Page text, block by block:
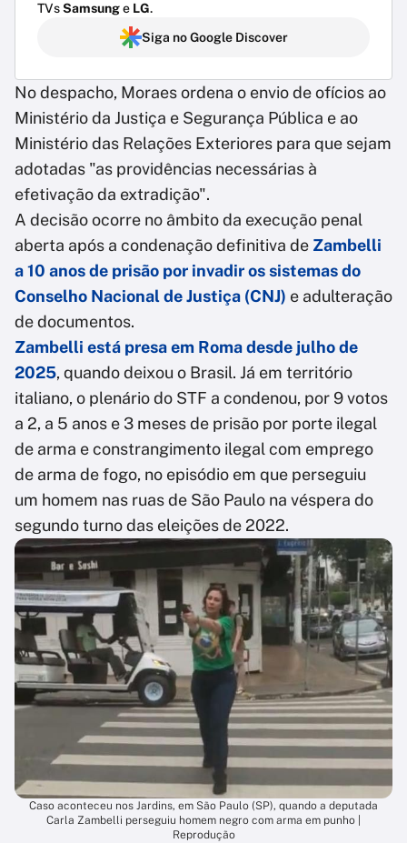
TVsSamsunge LG.
Siga no Google Discover
No despacho, Moraes ordena o envio de ofícios ao
Ministério da Justiça e Segurança Pública e ao
Ministério das Relações Exteriores para que sejam
adotadas "as providências necessárias à
efetivação da extradição".
A decisão ocorre no âmbito da execução penal
aberta após a condenação definitiva de Zambelli
a 10 anos de prisão por invadir os sistemas do
Conselho Nacional de Justiça (CNJ) e adulteração
de documentos.
Zambelli está presa em Roma desde julho de
2025, quando deixou o Brasil. Já em território
italiano, o plenário do STF a condenou, por 9 votos
a 2, a 5 anos e 3 meses de prisão por porte ilegal
de arma e constrangimento ilegal com emprego
de arma de fogo, no episódio em que perseguiu
um homem nas ruas de São Paulo na véspera do
segundo turno das eleições de 2022.
Caso aconteceu nos Jardins, em São Paulo (SP), quando a deputada
Carla Zambelli perseguiu homem negro com arma em punho |
Reprodução